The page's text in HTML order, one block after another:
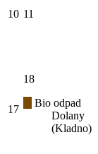
10 11
17
18
Bio odpad
Dolany
(Kladno)